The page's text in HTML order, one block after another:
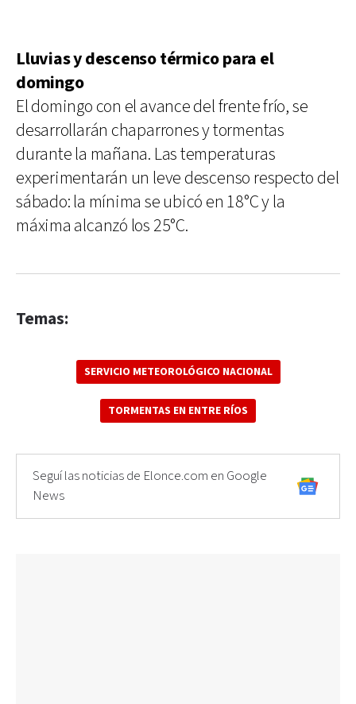
Lluvias y descenso térmico para el
domingo
El domingo con el avance del frente frío, se
desarrollarán chaparrones y tormentas
durante la mañana. Las temperaturas
experimentarán un leve descenso respecto del
sábado: la mínima se ubicó en 18°C y la
máxima alcanzó los 25°C.
Temas:
SERVICIO METEOROLÓGICO NACIONAL
TORMENTAS EN ENTRE RÍOS
Seguí las noticias de Elonce.com en Google
News